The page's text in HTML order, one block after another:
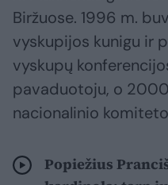
Biržuose. 1996 m.
vyskupijos kunigu ir
vyskupų
pavaduotoju, o
nacionalinio
Popiežius